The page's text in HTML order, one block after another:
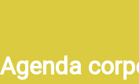
Agenda